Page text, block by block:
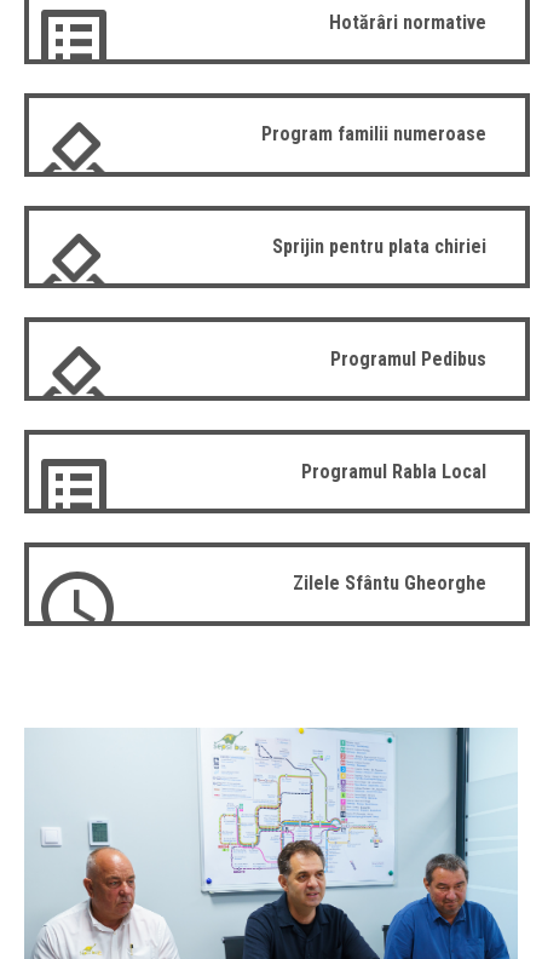
Hotărâri normative
Program familii numeroase
Sprijin pentru plata chiriei
Programul Pedibus
Programul Rabla Local
Zilele Sfântu Gheorghe